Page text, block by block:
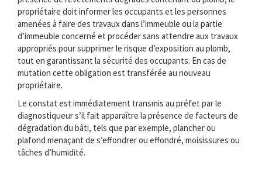
propriétaire doit informer les occupants et les personnes
amenées à faire des travaux dans l’immeuble ou la partie
d’immeuble concerné et procéder sans attendre aux travaux
appropriés pour supprimer le risque d’exposition au plomb,
tout en garantissant la sécurité des occupants. En cas de
mutation cette obligation est transférée au nouveau
propriétaire.
Le constat est immédiatement transmis au préfet par le
diagnostiqueur s’il fait apparaître la présence de facteurs de
dégradation du bâti, tels que par exemple, plancher ou
plafond menaçant de s’effondrer ou effondré, moisissures ou
tâches d’humidité.